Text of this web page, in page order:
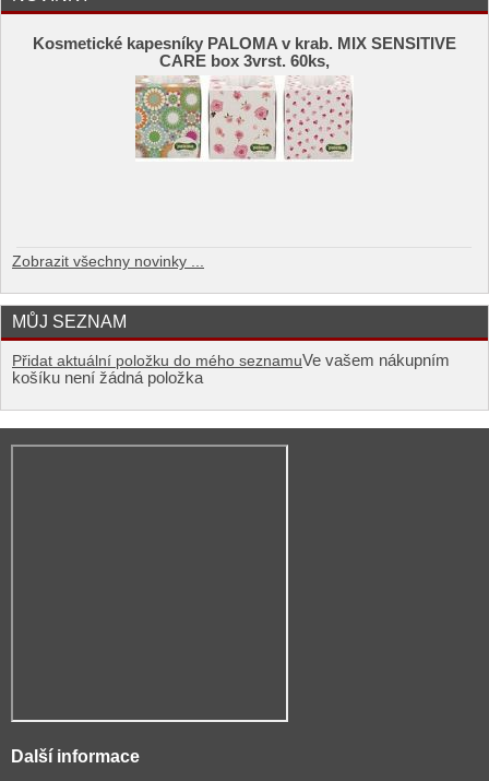
Kosmetické kapesníky PALOMA v krab. MIX SENSITIVE
CARE box 3vrst. 60ks,
Zobrazit všechny novinky ...
MŮJ SEZNAM
Přidat aktuální položku do mého seznamuVe vašem nákupním
košíku není žádná položka
Další informace